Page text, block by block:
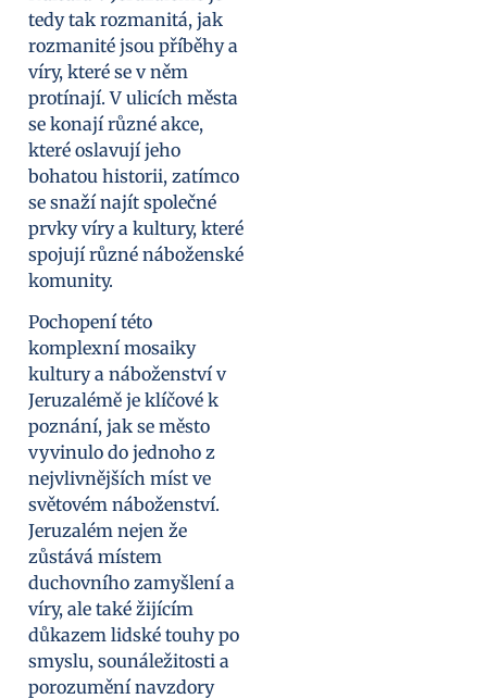
tedy tak rozmanitá, jak
rozmanité jsou příběhy a
víry, které se v něm
protínají. V ulicích města
se konají různé akce,
které oslavují jeho
bohatou historii, zatímco
se snaží najít společné
prvky víry a kultury, které
spojují různé náboženské
komunity.
Pochopení této
komplexní mosaiky
kultury a náboženství v
Jeruzalémě je klíčové k
poznání, jak se město
vyvinulo do jednoho z
nejvlivnějších míst ve
světovém náboženství.
Jeruzalém nejen že
zůstává místem
duchovního zamyšlení a
víry, ale také žijícím
důkazem lidské touhy po
smyslu, sounáležitosti a
porozumění navzdory